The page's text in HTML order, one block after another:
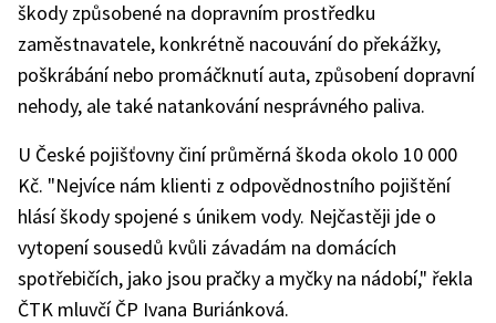
škody způsobené na dopravním prostředku
zaměstnavatele, konkrétně nacouvání do překážky,
poškrábání nebo promáčknutí auta, způsobení dopravní
nehody, ale také natankování nesprávného paliva.
U České pojišťovny činí průměrná škoda okolo 10 000
Kč. "Nejvíce nám klienti z odpovědnostního pojištění
hlásí škody spojené s únikem vody. Nejčastěji jde o
vytopení sousedů kvůli závadám na domácích
spotřebičích, jako jsou pračky a myčky na nádobí," řekla
ČTK mluvčí ČP Ivana Buriánková.